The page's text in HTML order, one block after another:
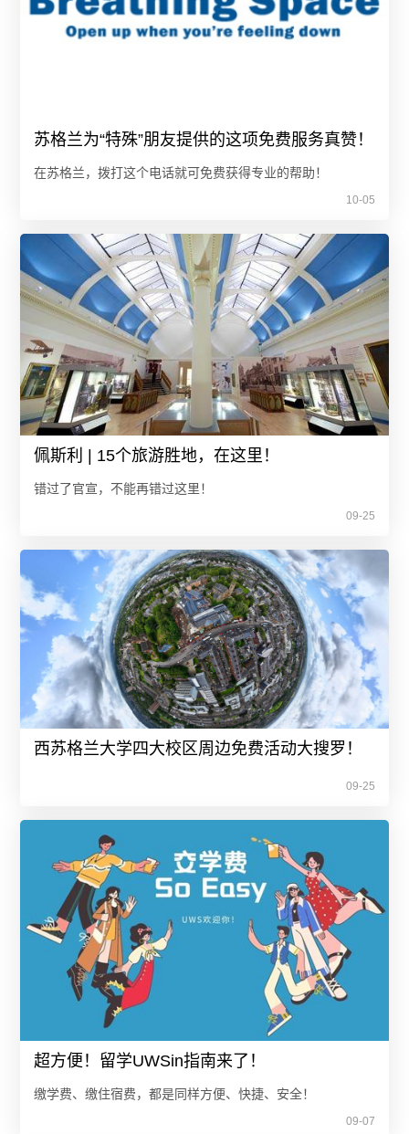
苏格兰为“特殊”朋友提供的这项免费服务真赞！
在苏格兰，拨打这个电话就可免费获得专业的帮助！
10-05
佩斯利 | 15个旅游胜地，在这里！
错过了官宣，不能再错过这里！
09-25
西苏格兰大学四大校区周边免费活动大搜罗！
09-25
超方便！留学UWSin指南来了！
缴学费、缴住宿费，都是同样方便、快捷、安全！
09-07